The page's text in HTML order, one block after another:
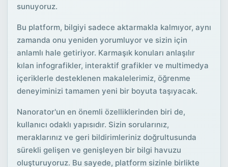
sunuyoruz.
Bu platform, bilgiyi sadece aktarmakla kalmıyor, aynı
zamanda onu yeniden yorumluyor ve sizin için
anlamlı hale getiriyor. Karmaşık konuları anlaşılır
kılan infografikler, interaktif grafikler ve multimedya
içeriklerle desteklenen makalelerimiz, öğrenme
deneyiminizi tamamen yeni bir boyuta taşıyacak.
Nanorator'un en önemli özelliklerinden biri de,
kullanıcı odaklı yapısıdır. Sizin sorularınız,
meraklarınız ve geri bildirimleriniz doğrultusunda
sürekli gelişen ve genişleyen bir bilgi havuzu
oluşturuyoruz. Bu sayede, platform sizinle birlikte